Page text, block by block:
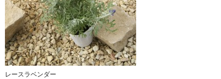
レースラベンダー